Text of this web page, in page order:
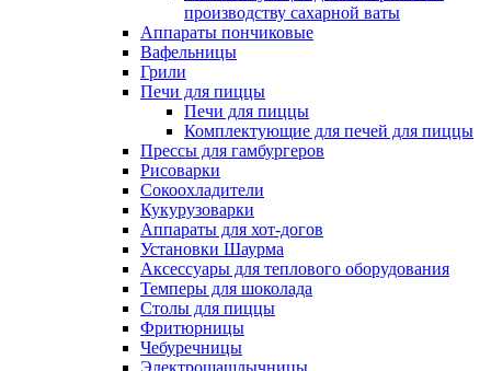
производству сахарной ваты
Аппараты пончиковые
Вафельницы
Грили
Печи для пиццы
Печи для пиццы
Комплектующие для печей для пиццы
Прессы для гамбургеров
Рисоварки
Сокоохладители
Кукурузоварки
Аппараты для хот-догов
Установки Шаурма
Аксессуары для теплового оборудования
Темперы для шоколада
Столы для пиццы
Фритюрницы
Чебуречницы
Электрошашлычницы